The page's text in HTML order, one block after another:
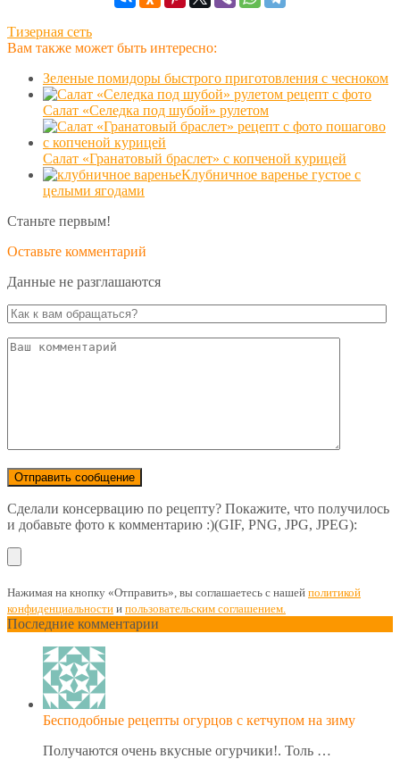
Тизерная сеть
Вам также может быть интересно:
Зеленые помидоры быстрого приготовления с чесноком
Салат «Селедка под шубой» рулетом
Салат «Гранатовый браслет» с копченой курицей
Клубничное варенье густое с
целыми ягодами
Станьте первым!
Оставьте комментарий
Данные не разглашаются
Сделали консервацию по рецепту? Покажите, что получилось
и добавьте фото к комментарию :)(GIF, PNG, JPG, JPEG):
Нажимая на кнопку «Отправить», вы соглашаетесь с нашей политикой
конфиденциальности и пользовательским соглашением.
Последние комментарии
Бесподобные рецепты огурцов с кетчупом на зиму
Получаются очень вкусные огурчики!. Толь …